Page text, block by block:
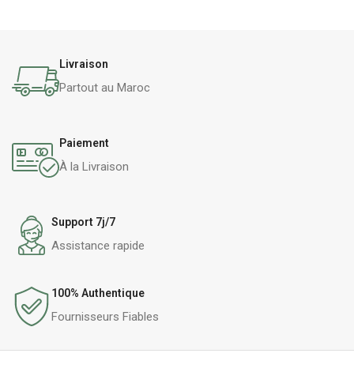
Livraison
Partout au Maroc
Paiement
À la Livraison
Support 7j/7
Assistance rapide
100% Authentique
Fournisseurs Fiables